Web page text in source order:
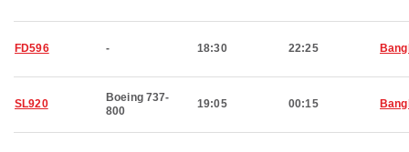
FD596 - 18:30 22:25
SL920
Boeing 737-
800
19:05 00:15